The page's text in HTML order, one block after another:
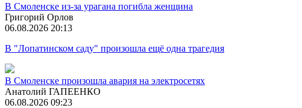
В Смоленске из-за урагана погибла женщина
Григорий Орлов
06.08.2026 20:13
В "Лопатинском саду" произошла ещё одна трагедия
В Смоленске произошла авария на электросетях
Анатолий ГАПЕЕНКО
06.08.2026 09:23